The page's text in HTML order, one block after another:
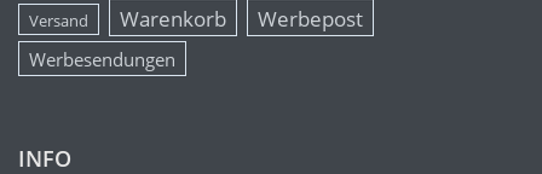
Versand Warenkorb Werbepost
Werbesendungen
INFO